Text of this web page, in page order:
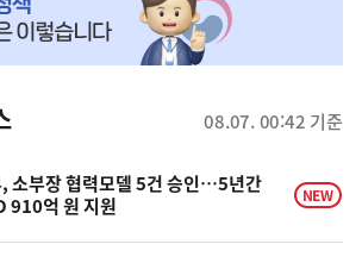
08.07. 00:42 기준
소부장 협력모델 5건 승인…5년간
910억 원 지원
NEW